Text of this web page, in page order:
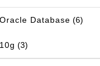
Oracle Database (6)
10g (3)